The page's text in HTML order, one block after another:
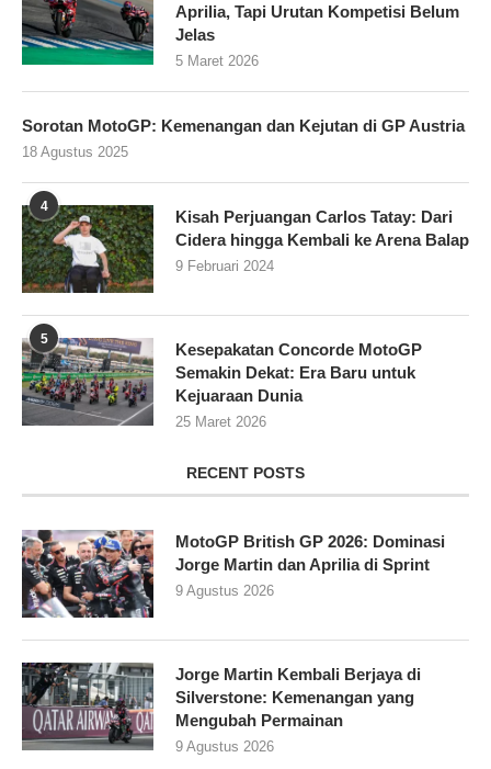
Aprilia, Tapi Urutan Kompetisi Belum
Jelas
5 Maret 2026
Sorotan MotoGP: Kemenangan dan Kejutan di GP Austria
18 Agustus 2025
4
Kisah Perjuangan Carlos Tatay: Dari
Cidera hingga Kembali ke Arena Balap
9 Februari 2024
5
Kesepakatan Concorde MotoGP
Semakin Dekat: Era Baru untuk
Kejuaraan Dunia
25 Maret 2026
RECENT POSTS
MotoGP British GP 2026: Dominasi
Jorge Martin dan Aprilia di Sprint
9 Agustus 2026
Jorge Martin Kembali Berjaya di
Silverstone: Kemenangan yang
Mengubah Permainan
9 Agustus 2026